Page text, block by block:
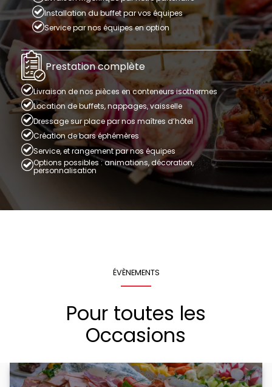
Installation du buffet par vos équipes
Service par nos équipes en option
Prestation complète
Livraison de nos pièces en conteneurs isothermes
Location de buffets, nappages, vaisselle
Dressage sur place par nos maîtres d’hôtel
Création de bars éphémères
Service, et rangement par nos équipes
Options possibles : animations, décoration,
personnalisation
ÉVÈNEMENTS
Pour toutes les
Occasions